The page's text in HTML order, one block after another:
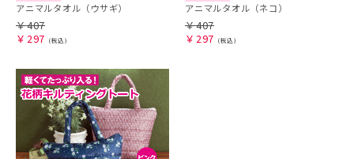
アニマルタオル（ウサギ）
￥407
￥ 297
アニマルタオル（ネコ）
￥407
￥ 297